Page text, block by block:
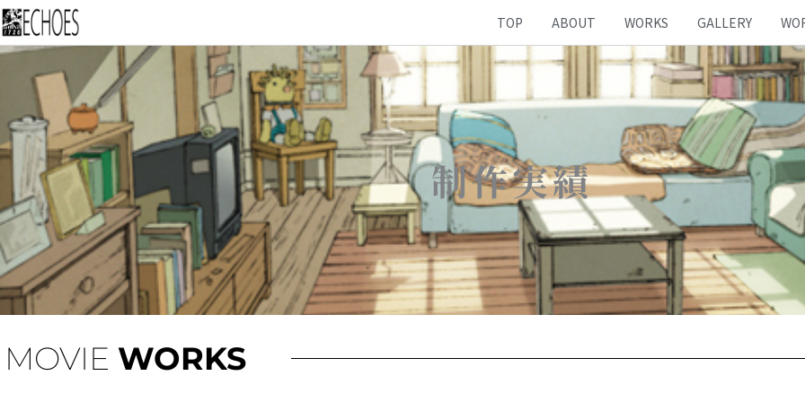
内
容
を
ッ
プ
TOP ABOUT WORKS GALLERY
制作実績
MOVIE WORKS